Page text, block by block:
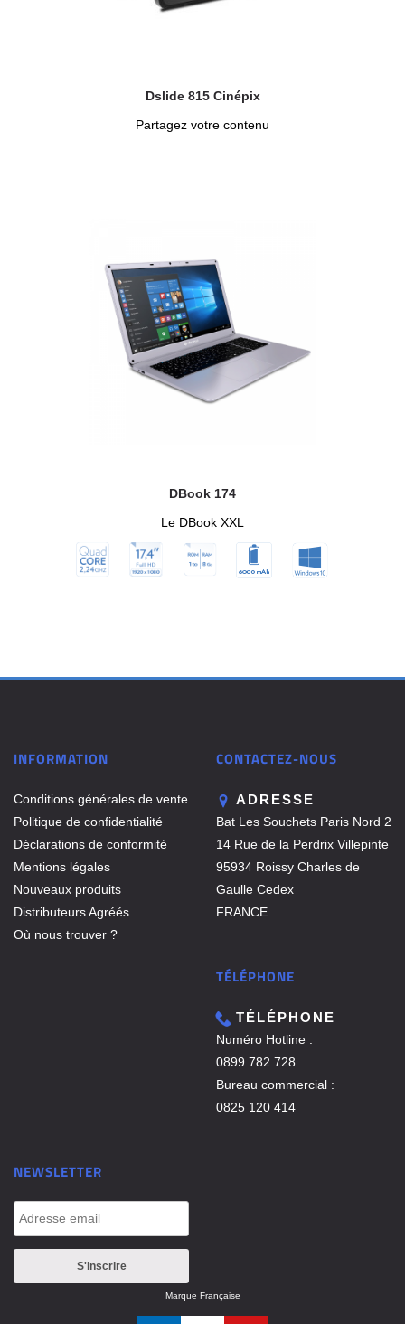
Dslide 815 Cinépix
Partagez votre contenu
DBook 174
Le DBook XXL
INFORMATION
Conditions générales de vente
Politique de confidentialité
Déclarations de conformité
Mentions légales
Nouveaux produits
Distributeurs Agréés
Où nous trouver ?
CONTACTEZ-NOUS
ADRESSE
Bat Les Souchets Paris Nord 2
14 Rue de la Perdrix Villepinte
95934 Roissy Charles de
Gaulle Cedex
FRANCE
TÉLÉPHONE
TÉLÉPHONE
Numéro Hotline :
0899 782 728
Bureau commercial :
0825 120 414
NEWSLETTER
Marque Française